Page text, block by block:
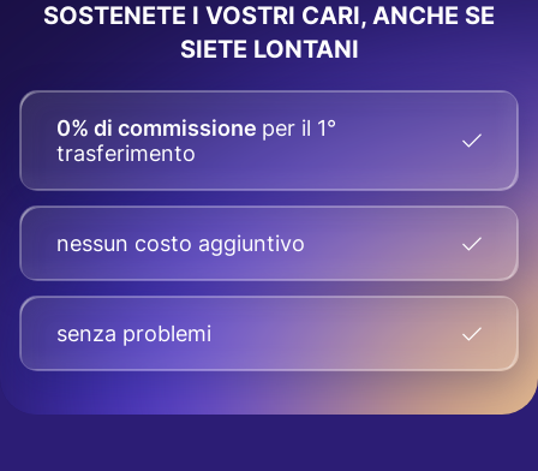
SOSTENETE I VOSTRI CARI, ANCHE SE
SIETE LONTANI
0% di commissione per il 1°
trasferimento
nessun costo aggiuntivo
senza problemi